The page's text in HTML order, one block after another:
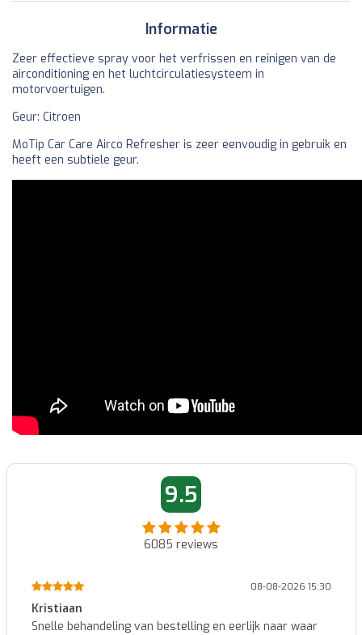
Informatie
Zeer effectieve spray voor het verfrissen en reinigen van de
airconditioning en het luchtcirculatiesysteem in
motorvoertuigen.
Geur: Citroen
MoTip Car Care Airco Refresher is zeer eenvoudig in gebruik en
heeft een subtiele geur.
9.5
6085 reviews
08-08-2026 15:30
Kristiaan
Snelle behandeling van bestelling en eerlijk naar waar